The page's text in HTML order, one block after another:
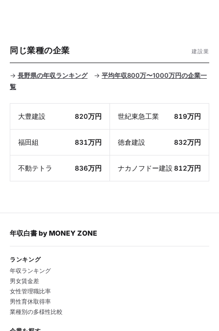
同じ業種の企業 建設業
→ 長野県の年収ランキング→ 平均年収800万〜1000万円の企業一
覧
大豊建設 820万円 世紀東急工業 819万円
福田組 831万円 徳倉建設 832万円
不動テトラ 836万円 ナカノフドー建設 812万円
年収白書byMONEY ZONE
ランキング
年収ランキング
男女賃金差
女性管理職比率
男性育休取得率
業種別の多様性比較